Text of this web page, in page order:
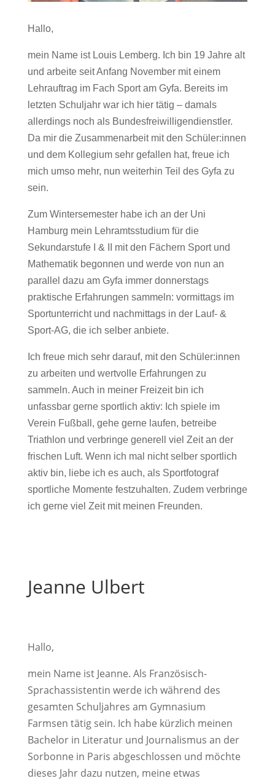
Hallo,
mein Name ist Louis Lemberg. Ich bin 19 Jahre alt
und arbeite seit Anfang November mit einem
Lehrauftrag im Fach Sport am Gyfa. Bereits im
letzten Schuljahr war ich hier tätig – damals
allerdings noch als Bundesfreiwilligendienstler.
Da mir die Zusammenarbeit mit den Schüler:innen
und dem Kollegium sehr gefallen hat, freue ich
mich umso mehr, nun weiterhin Teil des Gyfa zu
sein.
Zum Wintersemester habe ich an der Uni
Hamburg mein Lehramtsstudium für die
Sekundarstufe I & II mit den Fächern Sport und
Mathematik begonnen und werde von nun an
parallel dazu am Gyfa immer donnerstags
praktische Erfahrungen sammeln: vormittags im
Sportunterricht und nachmittags in der Lauf- &
Sport-AG, die ich selber anbiete.
Ich freue mich sehr darauf, mit den Schüler:innen
zu arbeiten und wertvolle Erfahrungen zu
sammeln. Auch in meiner Freizeit bin ich
unfassbar gerne sportlich aktiv: Ich spiele im
Verein Fußball, gehe gerne laufen, betreibe
Triathlon und verbringe generell viel Zeit an der
frischen Luft. Wenn ich mal nicht selber sportlich
aktiv bin, liebe ich es auch, als Sportfotograf
sportliche Momente festzuhalten. Zudem verbringe
ich gerne viel Zeit mit meinen Freunden.
Jeanne Ulbert
Hallo,
mein Name ist Jeanne. Als Französisch-
Sprachassistentin werde ich während des
gesamten Schuljahres am Gymnasium
Farmsen tätig sein. Ich habe kürzlich meinen
Bachelor in Literatur und Journalismus an der
Sorbonne in Paris abgeschlossen und möchte
dieses Jahr dazu nutzen, meine etwas